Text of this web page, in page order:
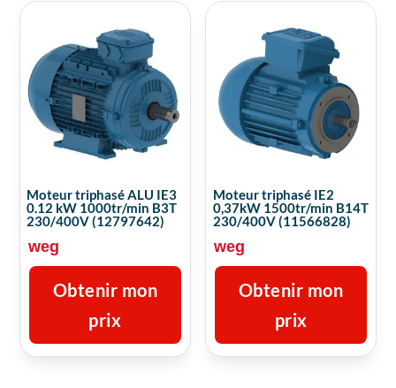
Moteur triphasé ALU IE3
0.12 kW 1000tr/min B3T
230/400V (12797642)
weg
Obtenir mon
prix
Moteur triphasé IE2
0,37kW 1500tr/min B14T
230/400V (11566828)
weg
Obtenir mon
prix